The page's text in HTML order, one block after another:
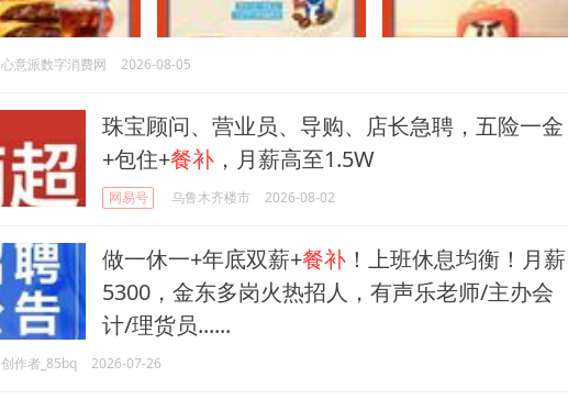
心意派数字消费网 2026-08-05
珠宝顾问、营业员、导购、店长急聘，五险一金
+包住+餐补 ，月薪高至1.5W
网易号 乌鲁木齐楼市 2026-08-02
做一休一+年底双薪+餐补 ！上班休息均衡！月薪
5300，金东多岗火热招人，有声乐老师/主办会
计/理货员......
创作者_85bq 2026-07-26